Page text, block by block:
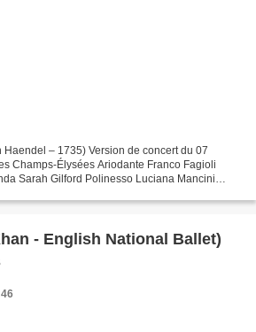
– 1735) Version de concert du 07
Champs-Élysées Ariodante Franco Fagioli
Sarah Gilford Polinesso Luciana Mancini
- English National Ballet)